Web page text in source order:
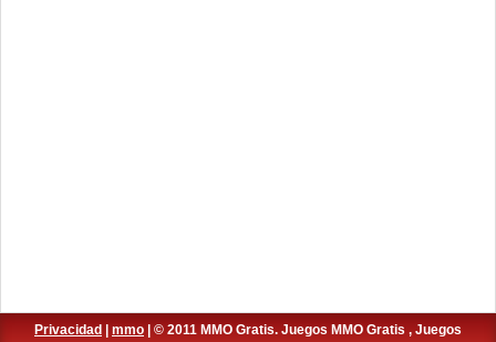
Privacidad mmo | © 2011 MMO Gratis. Juegos MMO Gratis , Juegos